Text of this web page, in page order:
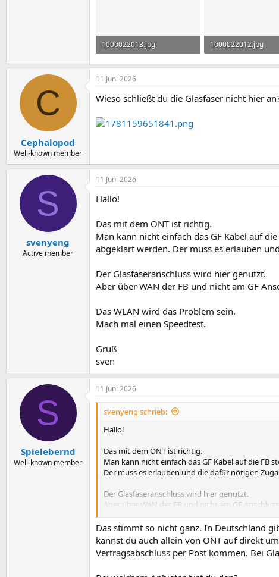
1000022013.jpg
417,7 KB · Aufrufe: 13
1000022012.jpg
484,8 KB · Aufrufe:
C
Cephalopod
Well-known member
11 Juni 2026
Wieso schließt du die Glasfaser nicht hier
S
svenyeng
Active member
11 Juni 2026
Hallo!
Das mit dem ONT ist richtig.
Man kann nicht einfach das GF Kabel auf
abgeklärt werden. Der muss es erlauben
Der Glasfaseranschluss wird hier genutzt.
Aber über WAN der FB und nicht am GF
Das WLAN wird das Problem sein.
Mach mal einen Speedtest.
Gruß
sven
S
Spielebernd
Well-known member
11 Juni 2026
svenyeng schrieb:
Hallo!
Das mit dem ONT ist richtig.
Man kann nicht einfach das GF Kabel auf die FB
Der muss es erlauben und die dafür nötigen
Der Glasfaseranschluss wird hier genutzt.
Aber über WAN der FB und nicht am GF Anschluss
Das WLAN wird das Problem sein.
Mach mal einen Speedtest.
Gruß
Das stimmt so nicht ganz. In Deutschland
kannst du auch allein von ONT auf direkt
Vertragsabschluss per Post kommen. Bei